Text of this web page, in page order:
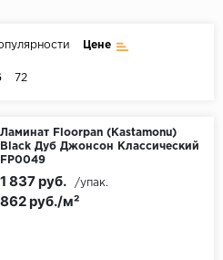
Bonkeel
Цене
72
Ламинат Floorpan (Kastamonu)
Black Дуб Джонсон Классический
FP0049
862 руб./м²
1 837 руб. /упак.